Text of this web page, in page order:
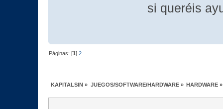
si queréis
Páginas: [1]2
KAPITALSIN » JUEGOS/SOFTWARE/HARDWARE» HARDWARE»